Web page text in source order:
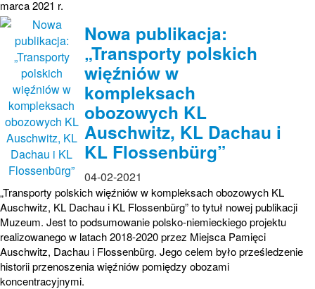
marca 2021 r.
Nowa publikacja:
„Transporty polskich
więźniów w
kompleksach
obozowych KL
Auschwitz, KL Dachau i
KL Flossenbürg”
04-02-2021
„Transporty polskich więźniów w kompleksach obozowych KL
Auschwitz, KL Dachau i KL Flossenbürg” to tytuł nowej publikacji
Muzeum. Jest to podsumowanie polsko-niemieckiego projektu
realizowanego w latach 2018-2020 przez Miejsca Pamięci
Auschwitz, Dachau i Flossenbürg. Jego celem było prześledzenie
historii przenoszenia więźniów pomiędzy obozami
koncentracyjnymi.